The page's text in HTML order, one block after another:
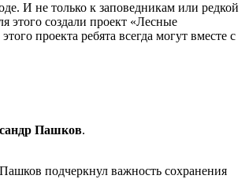
И не только к заповедникам или редкой
этого создали проект «Лесные
проекта ребята всегда могут вместе с
Пашков.
подчеркнул важность сохранения